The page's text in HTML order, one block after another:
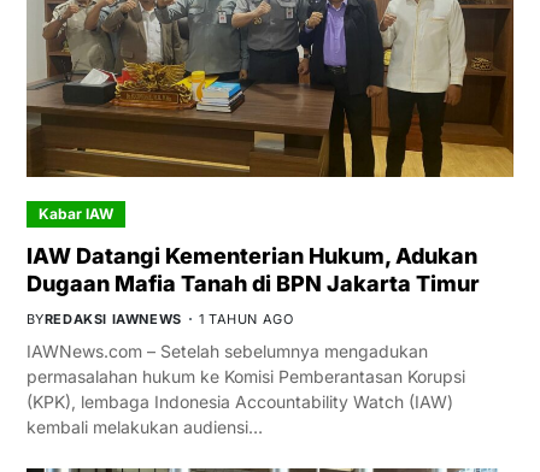
Kabar IAW
IAW Datangi Kementerian Hukum, Adukan
Dugaan Mafia Tanah di BPN Jakarta Timur
BYREDAKSI IAWNEWS 1 TAHUN AGO
IAWNews.com – Setelah sebelumnya mengadukan
permasalahan hukum ke Komisi Pemberantasan Korupsi
(KPK), lembaga Indonesia Accountability Watch (IAW)
kembali melakukan audiensi…